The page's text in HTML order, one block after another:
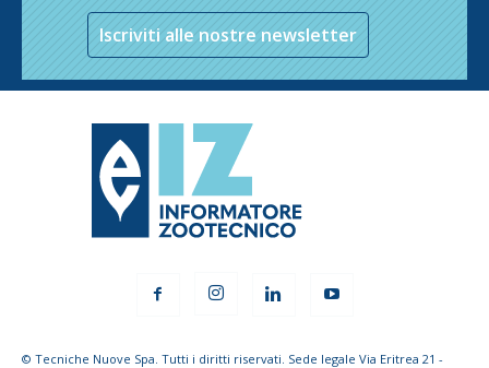
Iscriviti alle nostre newsletter
© Tecniche Nuove Spa. Tutti i diritti riservati. Sede legale Via Eritrea 21 -